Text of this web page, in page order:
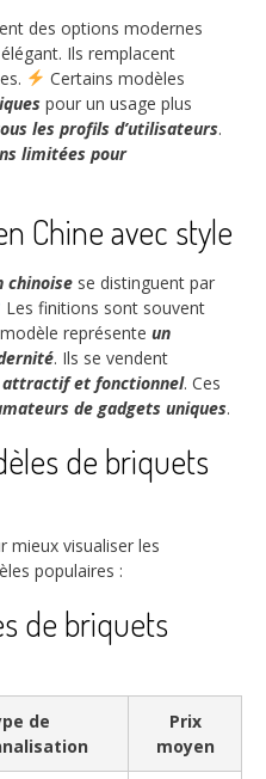
des options modernes
Ils remplacent
Certains modèles
pour un usage plus
les profils d’utilisateurs.
limitées pour
Chine avec style
chinoise se distinguent par
Les finitions sont souvent
représente un
. Ils se vendent
attractif et fonctionnel. Ces
de gadgets uniques.
de briquets
mieux visualiser les
populaires :
de briquets
de
Prix
moyen